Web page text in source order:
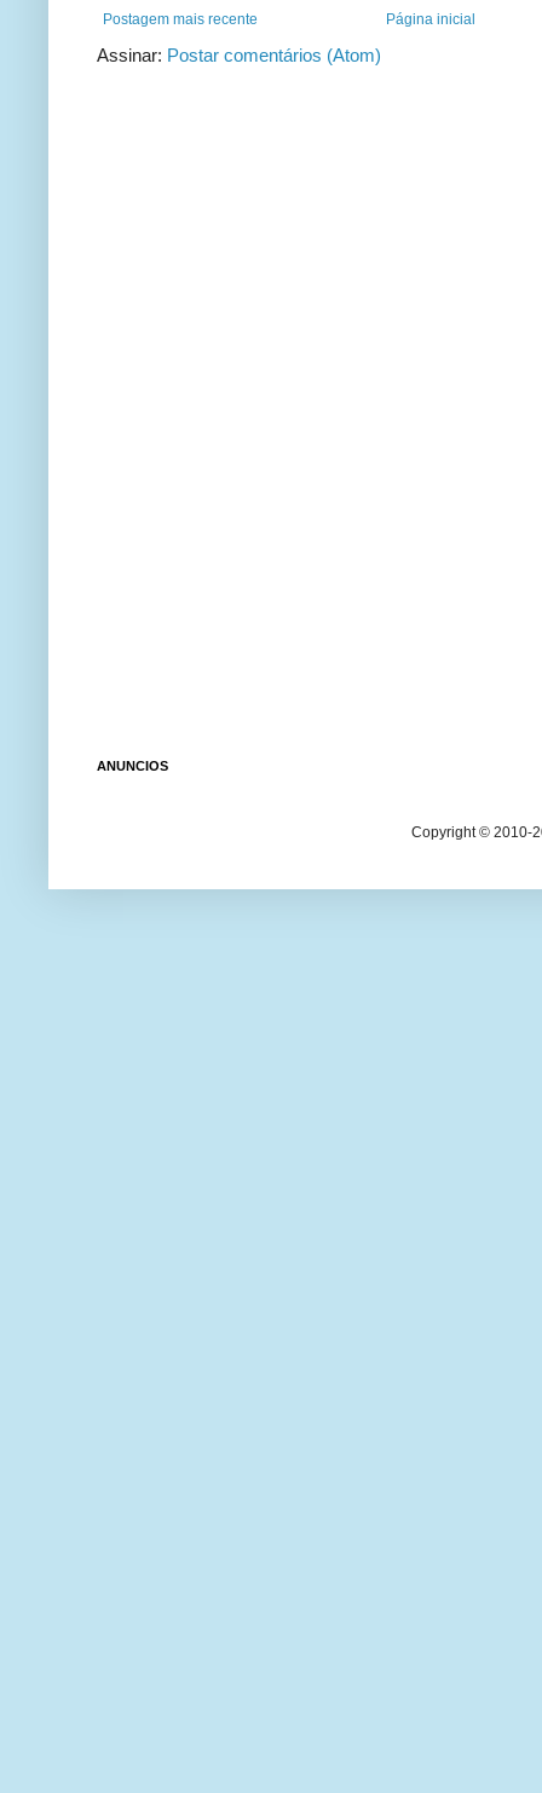
Postagem mais recente Página inicial
Assinar: Postar comentários (Atom)
ANUNCIOS
Copyright © 2010-